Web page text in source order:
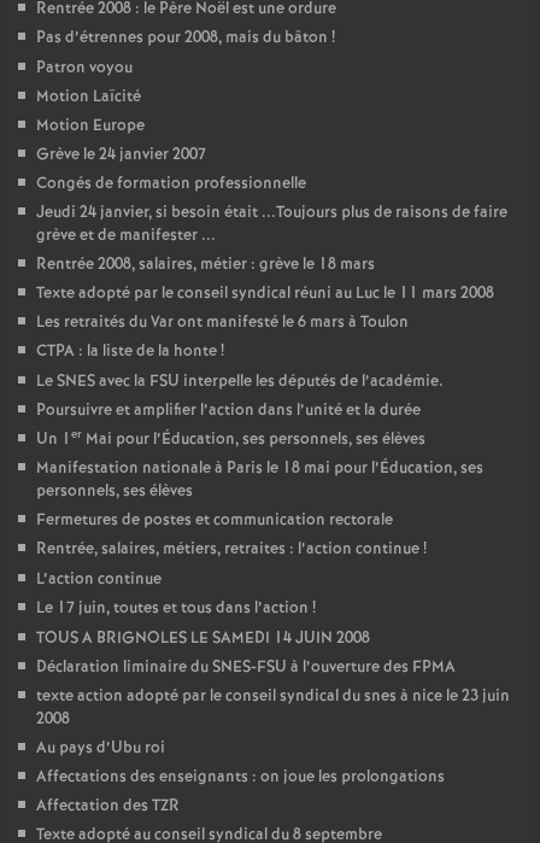
Rentrée 2008 : le Père Noël est une ordure
Pas d’étrennes pour 2008, mais du bâton !
Patron voyou
Motion Laïcité
Motion Europe
Grève le 24 janvier 2007
Congés de formation professionnelle
Jeudi 24 janvier, si besoin était ...Toujours plus de raisons de faire
grève et de manifester ...
Rentrée 2008, salaires, métier : grève le 18 mars
Texte adopté par le conseil syndical réuni au Luc le 11 mars 2008
Les retraités du Var ont manifesté le 6 mars à Toulon
CTPA : la liste de la honte!
Le SNES avec la FSU interpelle les députés de l’académie.
Poursuivre et amplifier l’action dans l’unité et la durée
Un 1 er Mai pour l’Éducation, ses personnels, ses élèves
Manifestation nationale à Paris le 18 mai pour l’Éducation, ses
personnels, ses élèves
Fermetures de postes et communication rectorale
Rentrée, salaires, métiers, retraites : l’action continue!
L’action continue
Le 17 juin, toutes et tous dans l’action !
TOUS A BRIGNOLES LE SAMEDI 14 JUIN 2008
Déclaration liminaire du SNES-FSU à l’ouverture des FPMA
texte action adopté par le conseil syndical du snes à nice le 23 juin
2008
Au pays d’Ubu roi
Affectations des enseignants : on joue les prolongations
Affectation des TZR
Texte adopté au conseil syndical du 8 septembre